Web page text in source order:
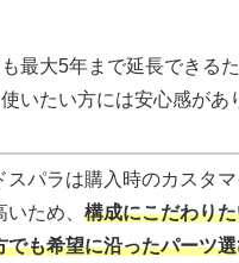
最大5年まで延長できる
いたい方には安心感があ
スパラは購入時のカスタ
いため、 構成にこだわり
でも希望に沿ったパーツ